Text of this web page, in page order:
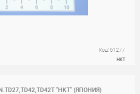
Код: 61277
HKT
"HKT" (ЯПОНИЯ)